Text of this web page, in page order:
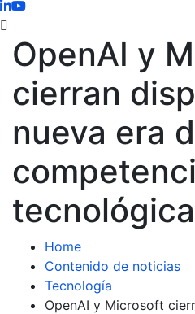
OpenAI y
cierran
nueva era
tecnológica
Home
Contenido de noticias
Tecnología
OpenAI y Microsoft